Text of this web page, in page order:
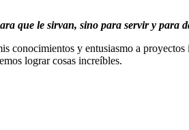
que le sirvan, sino para servir y para
conocimientos y entusiasmo a
lograr cosas increíbles.